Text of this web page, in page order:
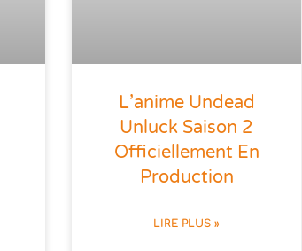
L’anime Undead
Unluck Saison 2
Officiellement En
Production
LIRE PLUS »